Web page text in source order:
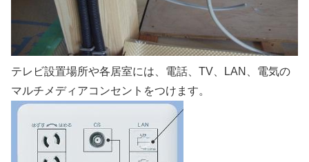
テレビ設置場所や各居室には、電話、TV、LAN、電気の
マルチメディアコンセントをつけます。